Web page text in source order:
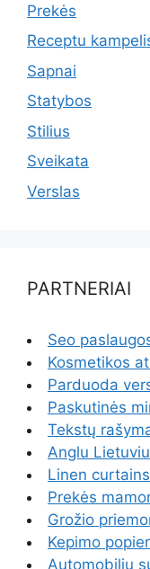
Prekės
Receptu
Sapnai
Statybos
Stilius
Sveikata
Verslas
PARTNERIAI
Seo
Kosmetikos
Parduoda
Paskutinės
Tekstų
Anglu
Linen curtains
Prekės
Grožio
Kepimo
Automobiliu